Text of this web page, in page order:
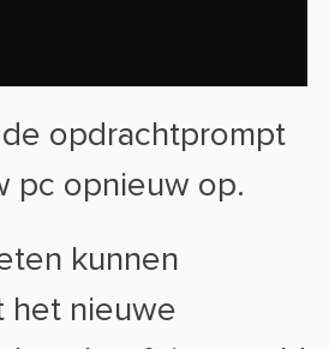
opdrachtprompt
pc opnieuw op.
kunnen
het nieuwe